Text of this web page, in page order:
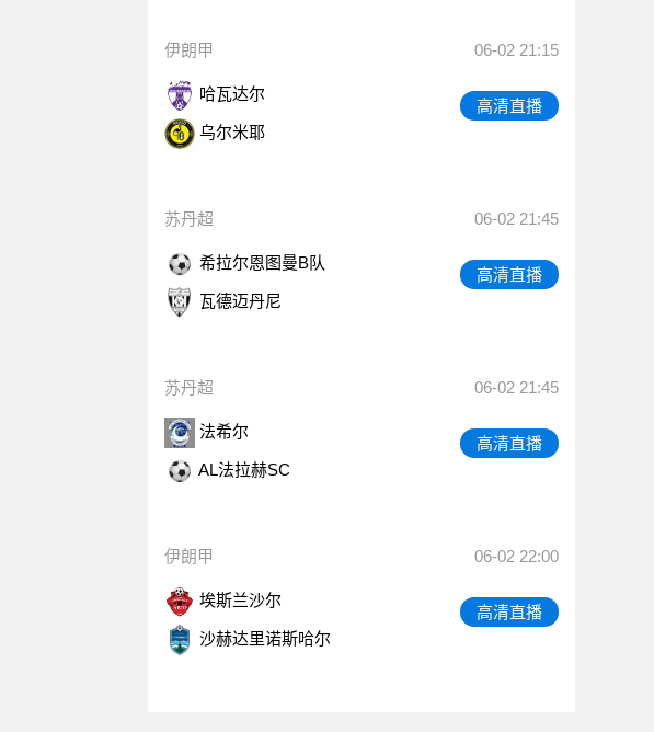
伊朗甲 06-02 21:15
哈瓦达尔
乌尔米耶
高清直播
苏丹超 06-02 21:45
希拉尔恩图曼B队
瓦德迈丹尼
高清直播
苏丹超 06-02 21:45
法希尔
AL法拉赫SC
高清直播
伊朗甲 06-02 22:00
埃斯兰沙尔
沙赫达里诺斯哈尔
高清直播